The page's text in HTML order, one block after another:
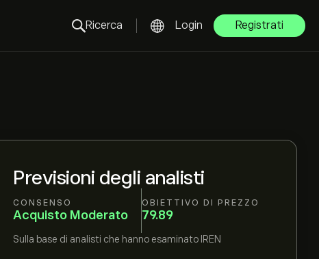
Ricerca Login Registrati
Previsioni degli analisti
CONSENSO
Acquisto Moderato
OBIETTIVO DI PREZZO
79.89
Sulla base di analisti che hanno esaminato IREN